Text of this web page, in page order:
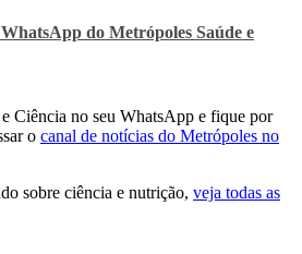
do Metrópoles Saúde e
Ciência no seu WhatsApp e fique por
o canal de notícias do Metrópoles no
sobre ciência e nutrição, veja todas as